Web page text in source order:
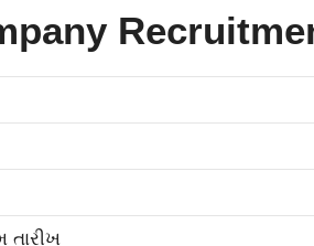
તારીખ